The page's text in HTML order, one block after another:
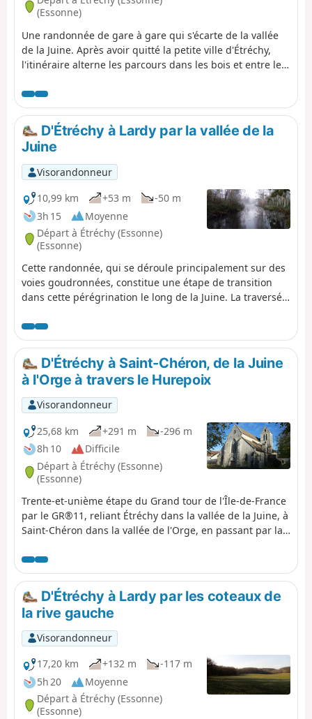
(Essonne)
Une randonnée de gare à gare qui s'écarte de la vallée
de la Juine. Après avoir quitté la petite ville d'Étréchy,
l'itinéraire alterne les parcours dans les bois et entre les
petit rocher à cavité naturelle et un dolmen.
D'Étréchy à Lardy par la vallée de la
Juine
Visorandonneur
10,99 km
+53 m
-50 m
3h 15
Moyenne
Départ à Étréchy (Essonne)
(Essonne)
Cette randonnée, qui se déroule principalement sur des
voies goudronnées, constitue une étape de transition
dans cette pérégrination le long de la Juine. La traversée
belle église et une curiosité géologique agrémentent ce
parcours.
D'Étréchy à Saint-Chéron, de la Juine
à l'Orge à travers le Hurepoix
Visorandonneur
25,68 km
+291 m
-296 m
8h 10
Difficile
Départ à Étréchy (Essonne)
(Essonne)
Trente-et-unième étape du Grand tour de l'Île-de-France
par le GR®11, reliant Étréchy dans la vallée de la Juine, à
Saint-Chéron dans la vallée de l'Orge, en passant par la
et aux confins de la Beauce dans sa partie Sud, dans des
paysages variés, entre plateaux et vallées et entre
champs et forêts. Elle présente la particularité
d'effectuer de nombreuses montées et descentes entre
plateau et vallées.
D'Étréchy à Lardy par les coteaux de
la rive gauche
Visorandonneur
17,20 km
+132 m
-117 m
5h 20
Moyenne
Départ à Étréchy (Essonne)
(Essonne)